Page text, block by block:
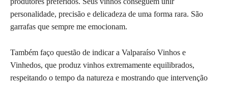
personalidade, precisão e delicadeza de uma forma rara. São
garrafas que sempre me emocionam.
Também faço questão de indicar a Valparaíso Vinhos e
Vinhedos, que produz vinhos extremamente equilibrados,
respeitando o tempo da natureza e mostrando que intervenção